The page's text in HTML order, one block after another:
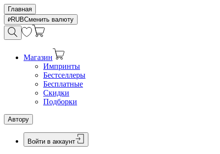
Главная
RUBСменить валюту
Магазин
Импринты
Бестселлеры
Бесплатные
Скидки
Подборки
Автору
Войти в аккаунт